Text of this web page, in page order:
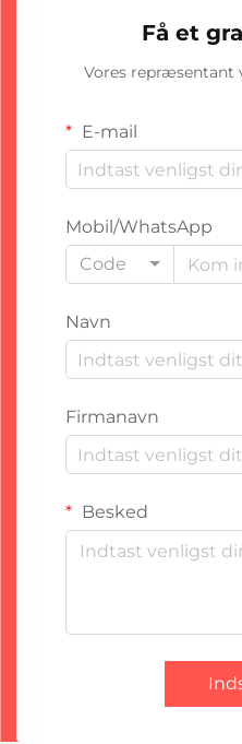
Få et
Vores repræsentant
E-mail
Mobil/WhatsApp
Code
Navn
Firmanavn
Besked